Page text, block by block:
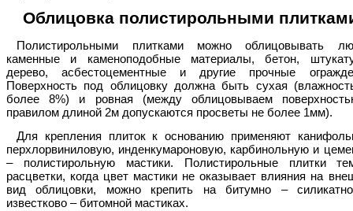
Облицовка полистирольными
Полистирольными плитками можно облицовывать
каменные и каменоподобные материалы, бетон,
дерево, асбестоцементные и другие прочные
Поверхность под облицовку должна быть сухая
более 8%) и ровная (между облицовываем
правилом длиной 2м допускаются просветы не более 1мм).
Для крепления плиток к основанию применяют
перхлорвиниловую, инденкумароновую, карбинольную и
– полистирольную мастики. Полистирольные плитки
расцветки, когда цвет мастики не оказывает влияния на
вид облицовки, можно крепить на битумно –
известково – битомной мастиках.